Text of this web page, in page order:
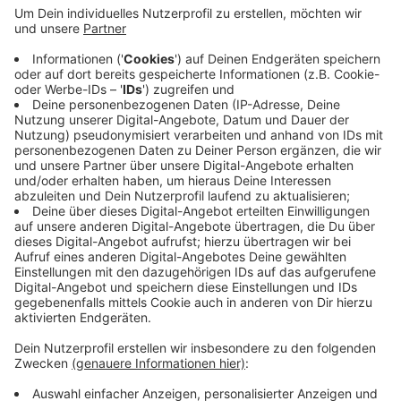
Gleichzeitig gelten fünf weitere Menschen nach ihrer
Erkrankung in Mönchengladbach als geheilt. Damit ist
die Zahl der Infektionsfälle in Mönchengladbach
insgesamt auf 113 gesunken, so die Stadt. Damit hat
sich der positive Trend der letzten Tage bei uns
weiter fortgesetzt.
Anzeige
Anzeige